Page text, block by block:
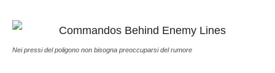
Nei pressi del poligono non bisogna preoccuparsi del rumore